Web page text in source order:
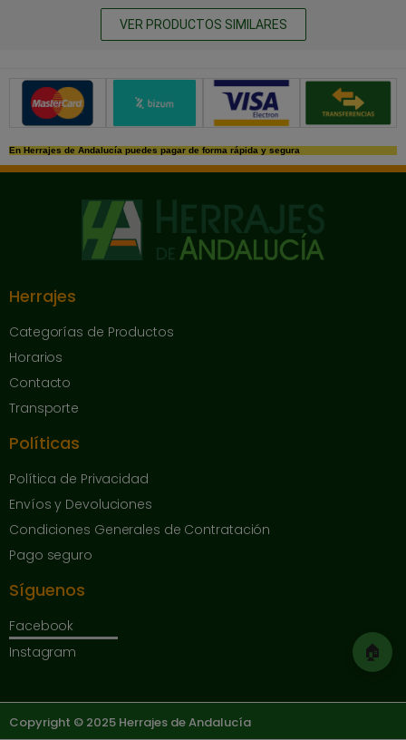
🏠
VER PRODUCTOS SIMILARES
Métodos de pago seguros
En Herrajes de Andalucía puedes pagar de forma rápida y segura
Herrajes
Categorías de Productos
Horarios
Contacto
Transporte
Políticas
Política de Privacidad
Envíos y Devoluciones
Condiciones Generales de Contratación
Pago seguro
Síguenos
Facebook
Instagram
Copyright © 2025 Herrajes de Andalucía